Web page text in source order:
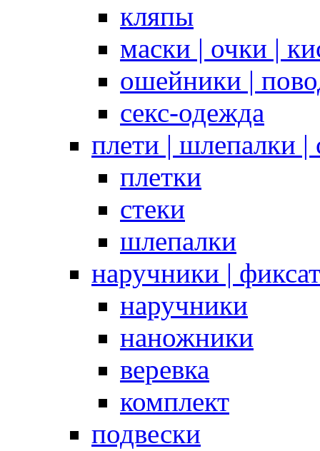
кляпы
маски | очки |
ошейники |
секс-одежда
плети | шлепалки |
плетки
стеки
шлепалки
наручники |
наручники
наножники
веревка
комплект
подвески